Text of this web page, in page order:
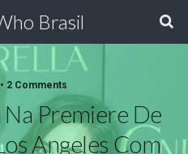
Brasil
2 Comments
Premiere De
Angeles Com